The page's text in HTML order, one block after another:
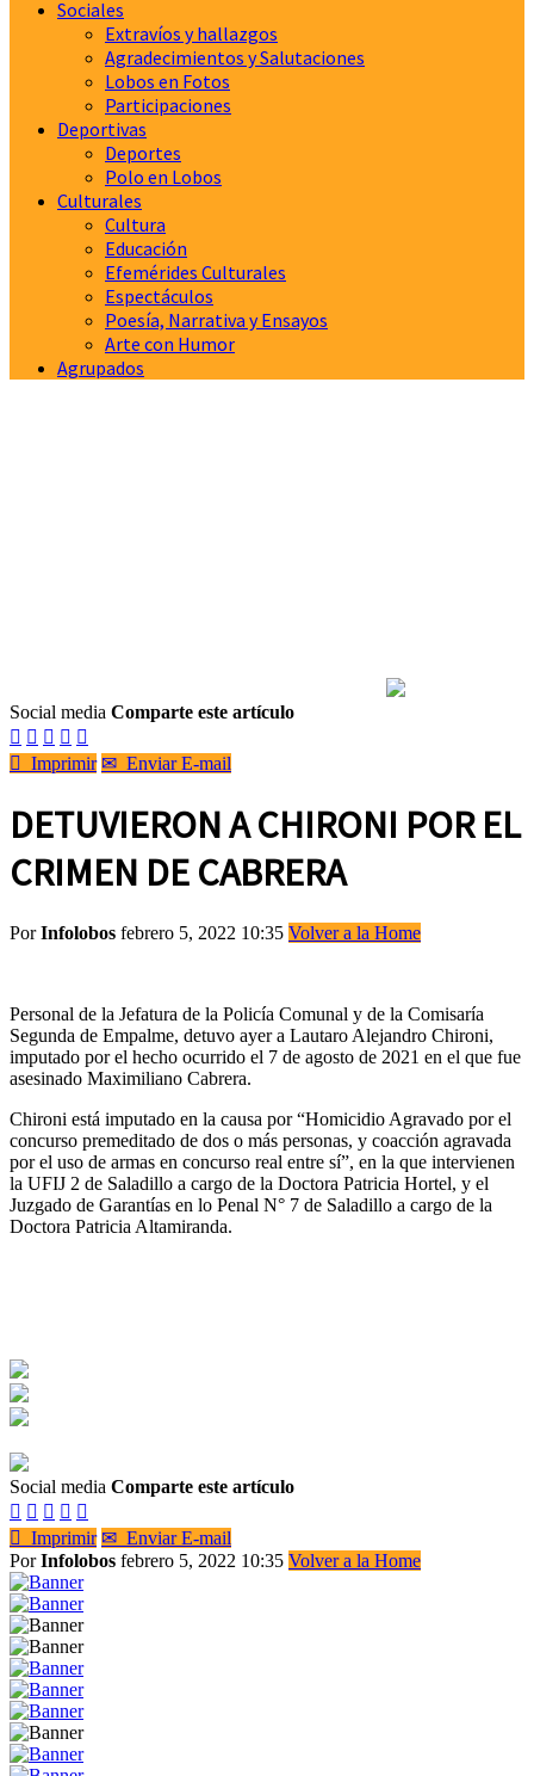
Sociales
Extravíos y hallazgos
Agradecimientos y Salutaciones
Lobos en Fotos
Participaciones
Deportivas
Deportes
Polo en Lobos
Culturales
Cultura
Educación
Efemérides Culturales
Espectáculos
Poesía, Narrativa y Ensayos
Arte con Humor
Agrupados
Social media Comparte este artículo
    
 Imprimir ✉ Enviar E-mail
DETUVIERON A CHIRONI POR EL
CRIMEN DE CABRERA
PorInfolobos febrero 5, 2022 10:35 Volver a la Home
Personal de la Jefatura de la Policía Comunal y de la Comisaría
Segunda de Empalme, detuvo ayer a Lautaro Alejandro Chironi,
imputado por el hecho ocurrido el 7 de agosto de 2021 en el que fue
asesinado Maximiliano Cabrera.
Chironi está imputado en la causa por “Homicidio Agravado por el
concurso premeditado de dos o más personas, y coacción agravada
por el uso de armas en concurso real entre sí”, en la que intervienen
la UFIJ 2 de Saladillo a cargo de la Doctora Patricia Hortel, y el
Juzgado de Garantías en lo Penal N° 7 de Saladillo a cargo de la
Doctora Patricia Altamiranda.
Social media Comparte este artículo
    
 Imprimir ✉ Enviar E-mail
PorInfolobos febrero 5, 2022 10:35 Volver a la Home